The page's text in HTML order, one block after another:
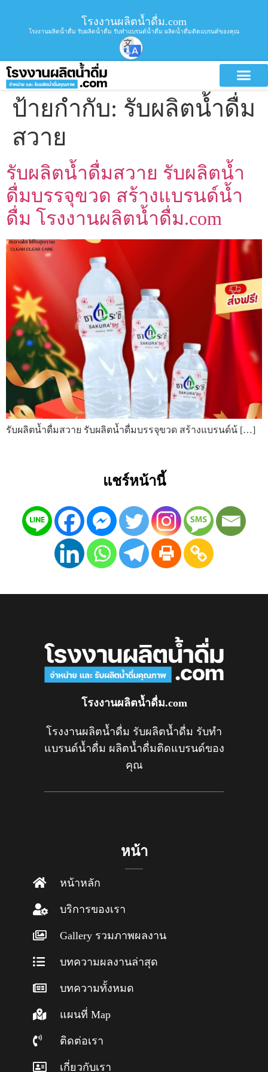
โรงงานผลิตน้ำดื่ม.com
โรงงานผลิตน้ำดื่ม รับผลิตน้ำดื่ม รับทำแบรนด์น้ำดื่ม ผลิตน้ำดื่มติดแบรนด์ของคุณ
ป้ายกำกับ: รับผลิตน้ำดื่ม
สวาย
รับผลิตน้ำดื่มสวาย รับผลิตน้ำ
ดื่มบรรจุขวด สร้างแบรนด์น้ำ
ดื่ม โรงงานผลิตน้ำดื่ม.com
รับผลิตน้ำดื่มสวาย รับผลิตน้ำดื่มบรรจุขวด สร้างแบรนด์น้ […]
แชร์หน้านี้
โรงงานผลิตน้ำดื่ม.com
โรงงานผลิตน้ำดื่ม รับผลิตน้ำดื่ม รับทำ
แบรนด์น้ำดื่ม ผลิตน้ำดื่มติดแบรนด์ของ
คุณ
หน้า
หน้าหลัก
บริการของเรา
Gallery รวมภาพผลงาน
บทความผลงานล่าสุด
บทความทั้งหมด
แผนที่ Map
ติดต่อเรา
เกี่ยวกับเรา